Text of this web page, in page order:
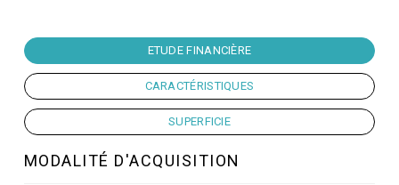
ETUDE FINANCIÈRE
CARACTÉRISTIQUES
SUPERFICIE
MODALITÉ D'ACQUISITION